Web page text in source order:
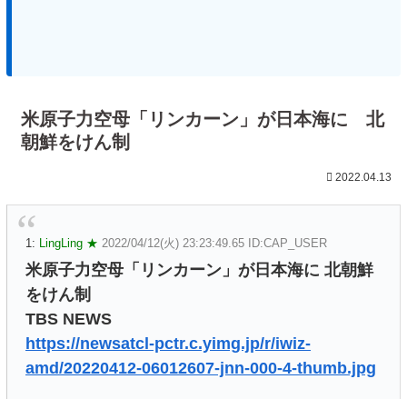
米原子力空母「リンカーン」が日本海に 北
朝鮮をけん制
2022.04.13
1: LingLing ★ 2022/04/12(火) 23:23:49.65 ID:CAP_USER
米原子力空母「リンカーン」が日本海に 北朝鮮
をけん制
TBS NEWS
https://newsatcl-pctr.c.yimg.jp/r/iwiz-
amd/20220412-06012607-jnn-000-4-thumb.jpg